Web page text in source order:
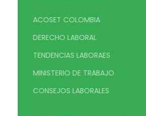
ACOSET COLOMBIA
DERECHO LABORAL
TENDENCIAS LABORAES
MINISTERIO DE TRABAJO
CONSEJOS LABORALES